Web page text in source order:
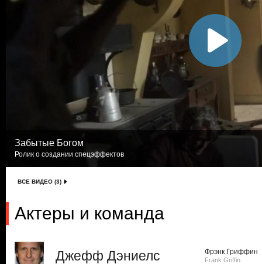
Забытые Богом
Ролик о создании спецэффектов
ВСЕ ВИДЕО (3)
Актеры и команда
Джефф Дэниелс Фрэнк Гриффин
Frank Griffin